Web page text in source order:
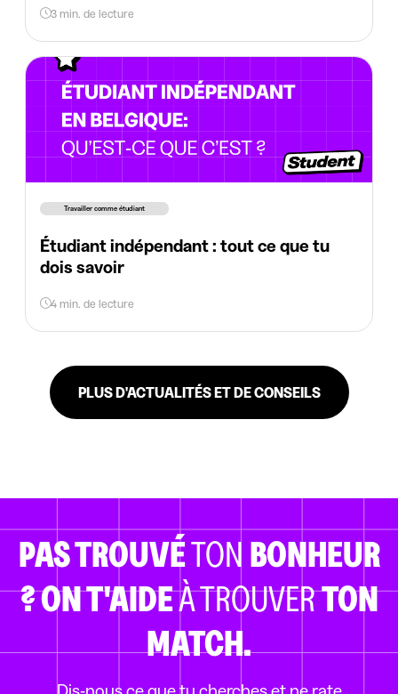
3 min. de lecture
Travailler comme étudiant
Étudiant indépendant : tout ce que tu
dois savoir
4 min. de lecture
PLUS D'ACTUALITÉS ET DE CONSEILS
PAS TROUVÉTON BONHEUR
?ON T'AIDEÀ TROUVERTON
MATCH.